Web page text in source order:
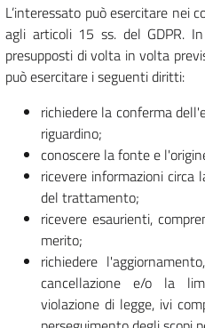
L’interessato può esercitare nei
agli articoli 15 ss. del GDPR.
presupposti di volta in volta
può esercitare i seguenti diritti:
richiedere la conferma
riguardino;
conoscere la fonte e
ricevere informazioni
del trattamento;
ricevere esaurienti,
merito;
richiedere
cancellazione e/o la
violazione di legge, ivi